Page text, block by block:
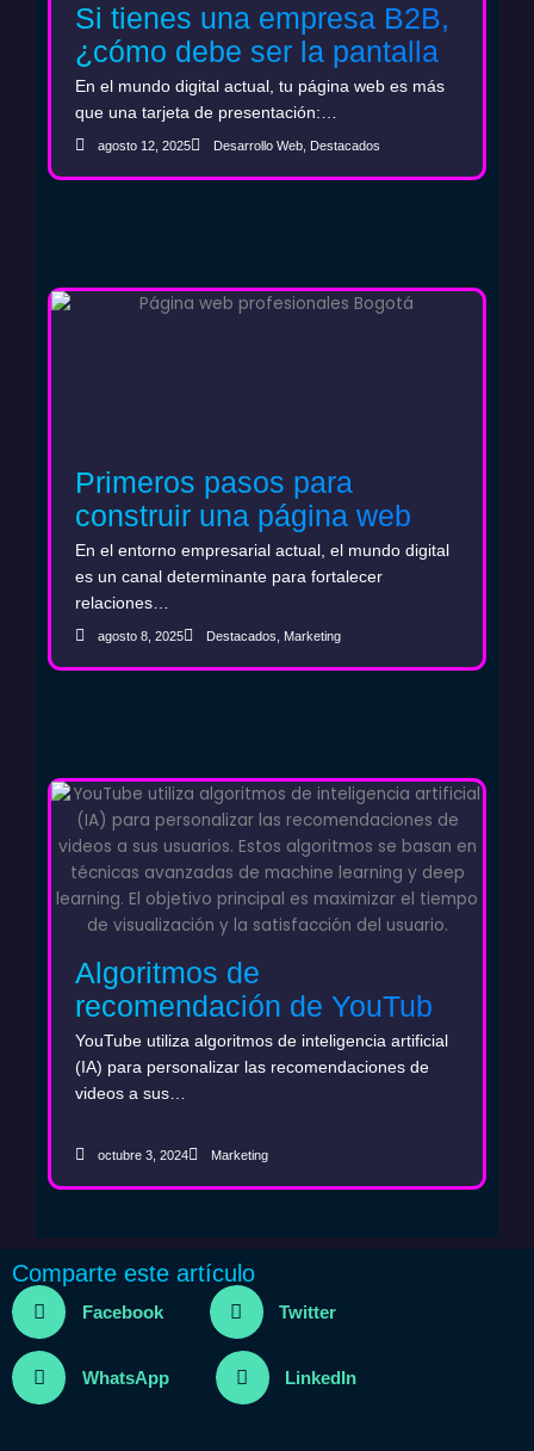
Si tienes una empresa B2B,
¿cómo debe ser la pantalla
de inicio de tu web?
En el mundo digital actual, tu página web es más
que una tarjeta de presentación:…
agosto 12, 2025 Desarrollo Web, Destacados
Primeros pasos para
construir una página web
B2B que fortalezca el ciclo
de ventas
En el entorno empresarial actual, el mundo digital
es un canal determinante para fortalecer
relaciones…
agosto 8, 2025 Destacados, Marketing
Algoritmos de
recomendación de YouTube
y marketing con AI: La clave
para aumentar la visibilidad
de tu marca
YouTube utiliza algoritmos de inteligencia artificial
(IA) para personalizar las recomendaciones de
videos a sus…
octubre 3, 2024 Marketing
Comparte este artículo
Facebook Twitter
WhatsApp LinkedIn